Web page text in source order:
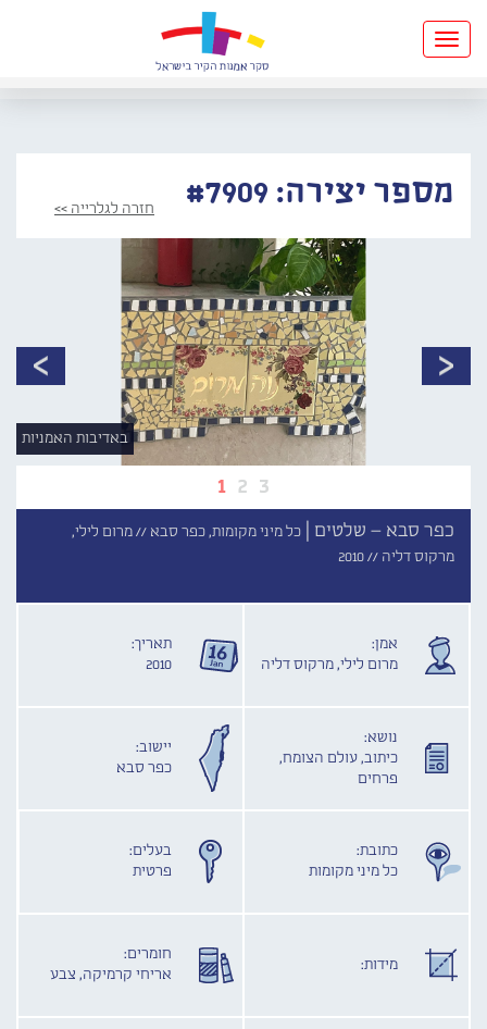
Toggle
navigation
מספר יצירה: #7909 חזרה לגלרייה >>
1 2 3
באדיבות האמניות
כפר סבא – שלטים | כל מיני מקומות, כפר סבא //מרום לילי,
מרקוס דליה //2010
אמן:
מרום לילי, מרקוס דליה
תאריך:
2010
נושא:
כיתוב, עולם הצומח,
פרחים
יישוב:
כפר סבא
כתובת:
כל מיני מקומות
בעלים:
פרטית
מידות:
חומרים:
אריחי קרמיקה, צבע